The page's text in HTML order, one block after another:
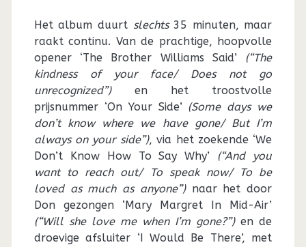
Het album duurt slechts35 minuten, maar
raakt continu. Van de prachtige, hoopvolle
opener ‘The Brother Williams Said’ (“The
kindness of your face/ Does not go
unrecognized”)en het troostvolle
prijsnummer ‘On Your Side’ (Some days we
don’t know where we have gone/ But I’m
always on your side”), via het zoekende ‘We
Don’t Know How To Say Why’ (“And you
want to reach out/ To speak now/ To be
loved as much as anyone”) naar het door
Don gezongen ‘Mary Margret In Mid-Air’
(“Will she love me when I’m gone?”)en de
droevige afsluiter ‘I Would Be There’, met